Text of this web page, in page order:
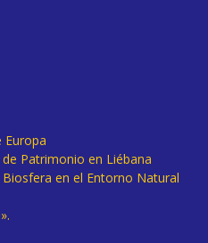
Europa
Patrimonio en Liébana
en el Entorno Natural